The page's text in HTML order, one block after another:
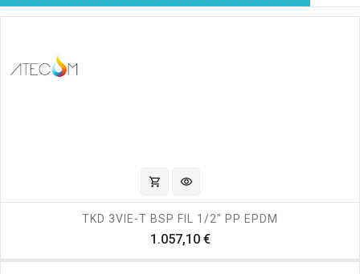
shopping_cart visibility
TKD 3VIE-T BSP FIL 1/2" PP EPDM
1.057,10 €Prezzo